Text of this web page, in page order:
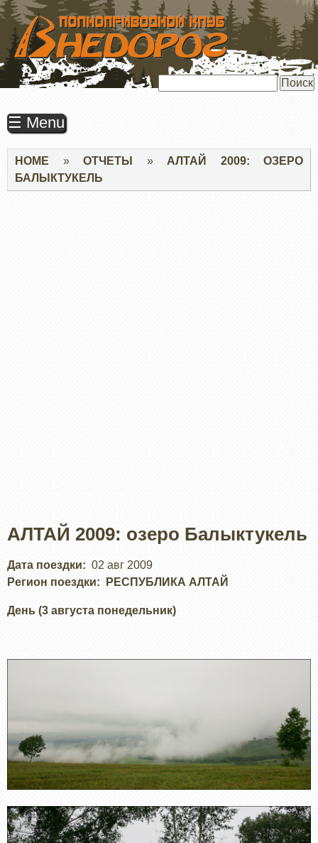
ПЕРЕЙТИ
ОСНОВНОМУ
СОДЕРЖАНИЮ
☰ Menu
Строка
навигации
HOME ОТЧЕТЫ
АЛТАЙ 2009: ОЗЕРО
БАЛЫКТУКЕЛЬ
АЛТАЙ 2009: озеро Балыктукель
Дата поездки
02 авг 2009
Регион поездки
РЕСПУБЛИКА АЛТАЙ
День (3 августа понедельник)